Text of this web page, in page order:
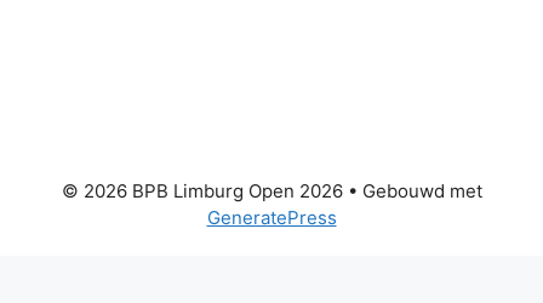
© 2026 BPB Limburg Open 2026• Gebouwd met
GeneratePress